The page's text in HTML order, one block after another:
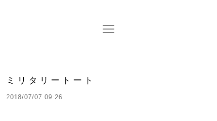
ミリタリートート
2018/07/07 09:26